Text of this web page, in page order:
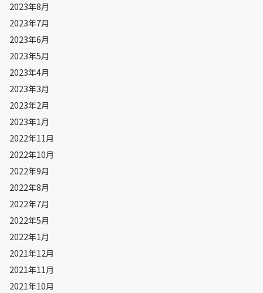
2023年8月
2023年7月
2023年6月
2023年5月
2023年4月
2023年3月
2023年2月
2023年1月
2022年11月
2022年10月
2022年9月
2022年8月
2022年7月
2022年5月
2022年1月
2021年12月
2021年11月
2021年10月